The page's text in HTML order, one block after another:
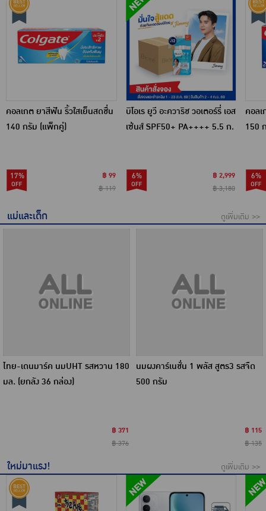
คอลเกต ยาสีฟัน ริ้วใสเย็นสดชื่น
140 กรัม (แพ็กคู่)
17%
฿ 99
฿ 119
บิโอเร ยูวี อะควาริช วอเตอร์รี่ เอส
เซ้นส์ SPF50+ PA++++ 5.5 ก.
6%
฿ 2,999
฿ 3,180
คอล
150
6%
แม่และเด็ก ดูเพิ่มเติม >>
ไทย-เดนมาร์ค นมUHT รสหวาน 180
มล. (ยกลัง 36 กล่อง)
฿ 371
฿ 376
นมผงคาร์เนชั่น 1 พลัส สูตร3 รสจืด
500 กรัม
฿ 115
฿ 135
ใหม่มาแรง! ดูเพิ่มเติม >>